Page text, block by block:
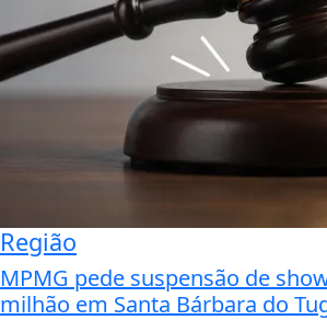
Região
MPMG pede suspensão de
milhão em Santa Bárbara do